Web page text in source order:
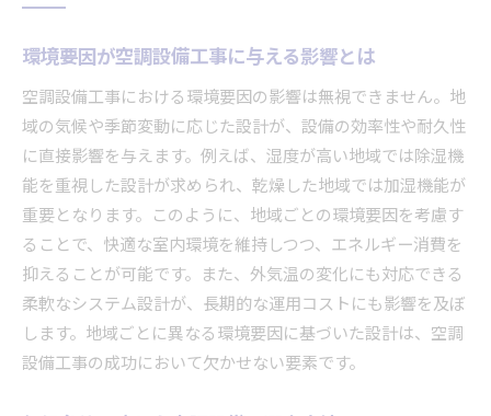
IoT技術による設備管理の最適化
省エネ型設備の選定基準
施工効率を上げるための技術革新
メンテナンス性を考慮した設備設計
地域の特性に応じた空調設備工事の提案力を高める
地域の気候特性を活かした提案
文化的背景を考慮した設備計画
地域ニーズに基づくカスタマイズ戦略
現地調査を活かした設備提案
地域特有の課題に対応するソリューション
環境要因が空調設備工事に与える影響とは
空調設備工事における環境要因の影響は無視できません。地
域の気候や季節変動に応じた設計が、設備の効率性や耐久性
に直接影響を与えます。例えば、湿度が高い地域では除湿機
能を重視した設計が求められ、乾燥した地域では加湿機能が
重要となります。このように、地域ごとの環境要因を考慮す
ることで、快適な室内環境を維持しつつ、エネルギー消費を
抑えることが可能です。また、外気温の変化にも対応できる
柔軟なシステム設計が、長期的な運用コストにも影響を及ぼ
します。地域ごとに異なる環境要因に基づいた設計は、空調
設備工事の成功において欠かせない要素です。